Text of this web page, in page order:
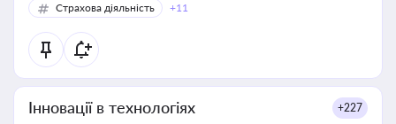
Страхова діяльність
+11
Інновації в технологіях +227